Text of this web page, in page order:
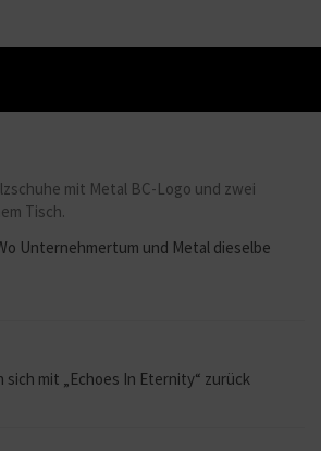
Unternehmertum und Metal dieselbe
mit „Echoes In Eternity“ zurück